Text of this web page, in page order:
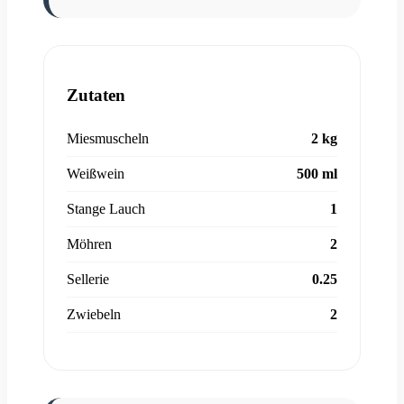
Zutaten
Miesmuscheln 2 kg
Weißwein 500 ml
Stange Lauch 1
Möhren 2
Sellerie 0.25
Zwiebeln 2